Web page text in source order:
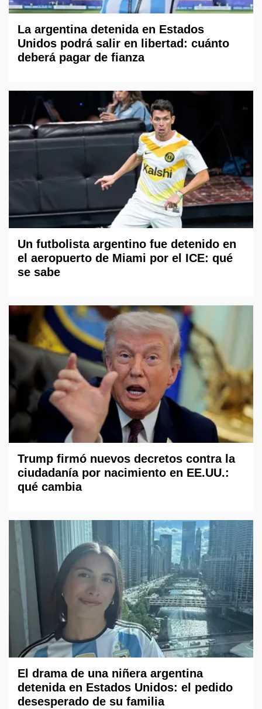
La argentina detenida en Estados
Unidos podrá salir en libertad: cuánto
deberá pagar de fianza
Un futbolista argentino fue detenido en
el aeropuerto de Miami por el ICE: qué
se sabe
Trump firmó nuevos decretos contra la
ciudadanía por nacimiento en EE.UU.:
qué cambia
El drama de una niñera argentina
detenida en Estados Unidos: el pedido
desesperado de su familia